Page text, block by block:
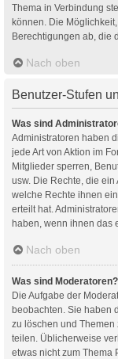
Thema in Verbindung
können. Die
Berechtigungen ab, die
Nach oben
Benutzer-Stufen
Was sind
Administratoren haben
jede Art von Aktion im
Mitglieder sperren,
usw. Die Rechte, die
welche Rechte ihnen
erteilt hat.
haben, wenn ihnen das
Nach oben
Was sind Moderatoren?
Die Aufgabe der
beobachten. Sie haben
zu löschen und
teilen. Üblicherweise
etwas nicht zum Thema